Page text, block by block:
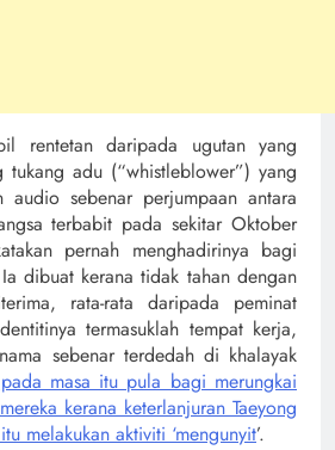
rentetan daripada ugutan yang
adu (“whistleblower”) yang
audio sebenar perjumpaan antara
terbabit pada sekitar Oktober
pernah menghadirinya bagi
dibuat kerana tidak tahan dengan
rata-rata daripada peminat
termasuklah tempat kerja,
sebenar terdedah di khalayak
masa itu pula bagi merungkai
kerana keterlanjuran Taeyong
melakukan aktiviti ‘mengunyit’.